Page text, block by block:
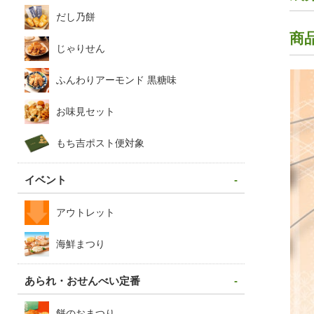
だし乃餅
じゃりせん
ふんわりアーモンド 黒糖味
お味見セット
もち吉ポスト便対象
イベント
アウトレット
海鮮まつり
あられ・おせんべい定番
商